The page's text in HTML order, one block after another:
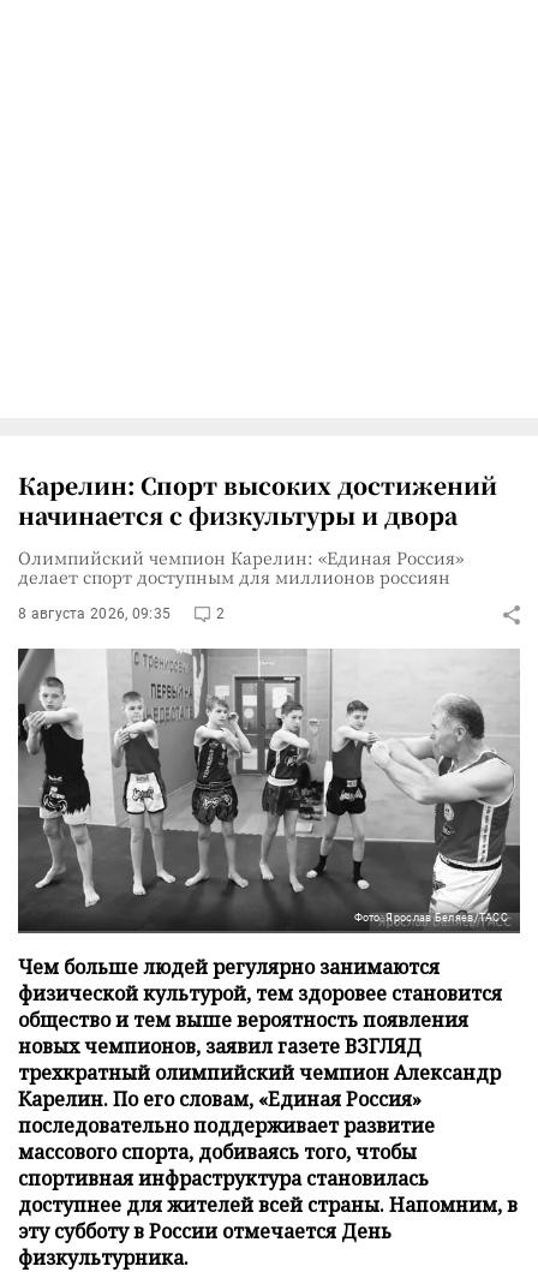
Карелин: Спорт высоких достижений
начинается с физкультуры и двора
Олимпийский чемпион Карелин: «Единая Россия»
делает спорт доступным для миллионов россиян
8 августа 2026, 09:35 2
Фото: Ярослав Беляев/ТАСС
Чем больше людей регулярно занимаются
физической культурой, тем здоровее становится
общество и тем выше вероятность появления
новых чемпионов, заявил газете ВЗГЛЯД
трехкратный олимпийский чемпион Александр
Карелин. По его словам, «Единая Россия»
последовательно поддерживает развитие
массового спорта, добиваясь того, чтобы
спортивная инфраструктура становилась
доступнее для жителей всей страны. Напомним, в
эту субботу в России отмечается День
физкультурника.